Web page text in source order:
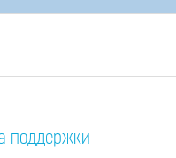
поддержки